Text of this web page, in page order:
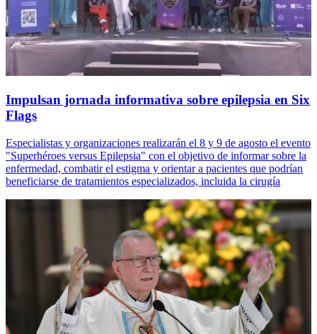
Impulsan jornada informativa sobre epilepsia en Six
Flags
Especialistas y organizaciones realizarán el 8 y 9 de agosto el evento
"Superhéroes versus Epilepsia" con el objetivo de informar sobre la
enfermedad, combatir el estigma y orientar a pacientes que podrían
beneficiarse de tratamientos especializados, incluida la cirugía